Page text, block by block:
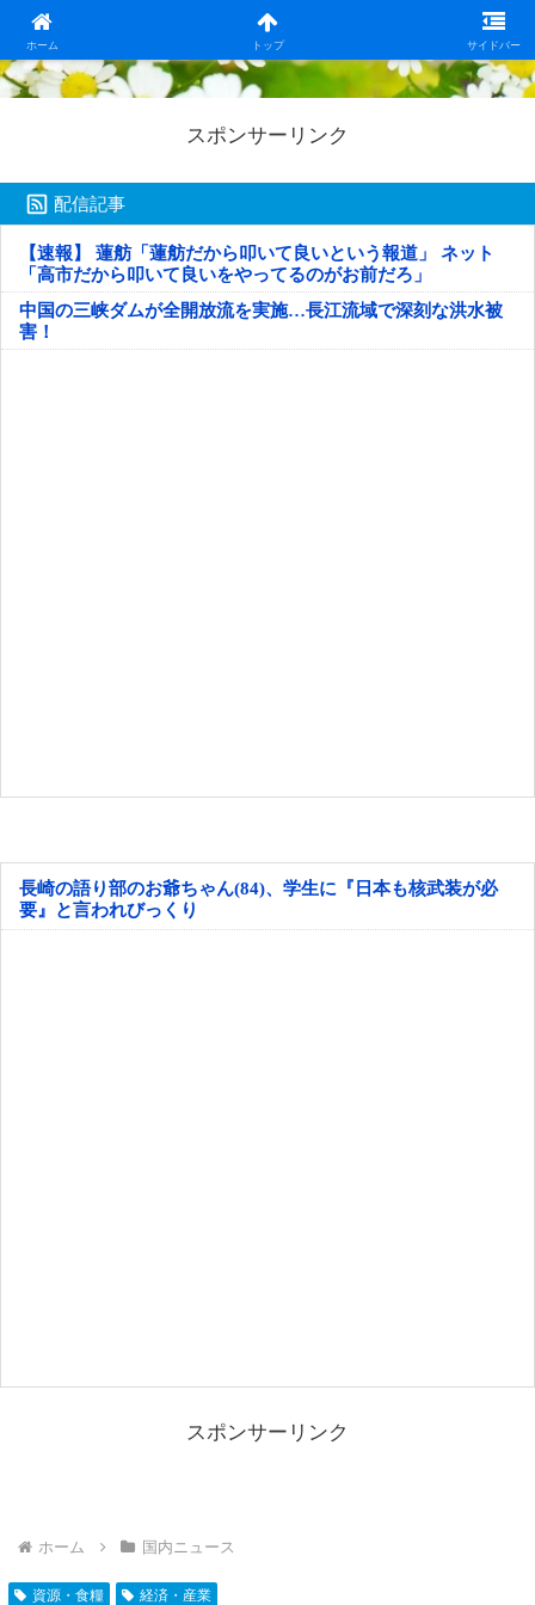
ホーム トップ サイドバー
日本第一！ニュース録
スポンサーリンク
配信記事
【速報】 蓮舫「蓮舫だから叩いて良いという報道」 ネット
「高市だから叩いて良いをやってるのがお前だろ」
中国の三峡ダムが全開放流を実施…長江流域で深刻な洪水被
害！
長崎の語り部のお爺ちゃん(84)、学生に『日本も核武装が必
要』と言われびっくり
スポンサーリンク
ホーム 国内ニュース
資源・食糧 経済・産業